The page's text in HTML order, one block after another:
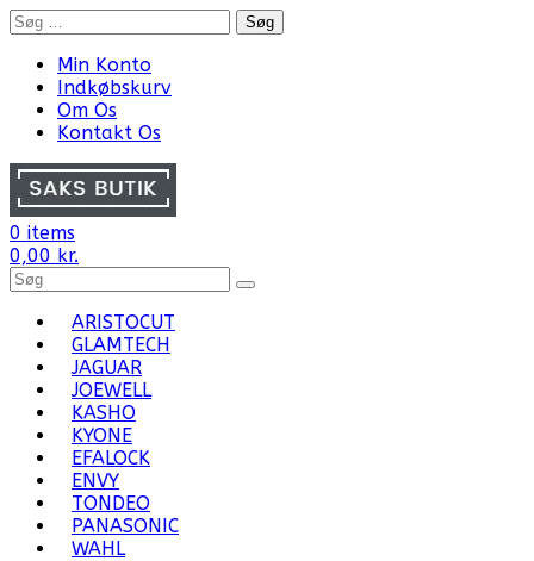
Skip
to
content
Søg
efter:
Min Konto
Indkøbskurv
Om Os
Kontakt Os
0 items
0,00 kr.
Search
for
Products:ARISTOCUT
GLAMTECH
JAGUAR
JOEWELL
KASHO
KYONE
EFALOCK
ENVY
TONDEO
PANASONIC
WAHL